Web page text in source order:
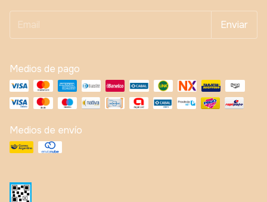
Medios de pago
Medios de envío